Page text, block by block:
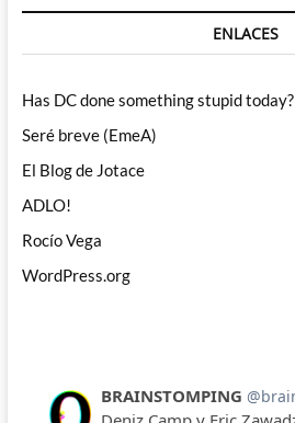
ENLACES
Has DC done something stupid today?
Seré breve (EmeA)
El Blog de Jotace
ADLO!
Rocío Vega
WordPress.org